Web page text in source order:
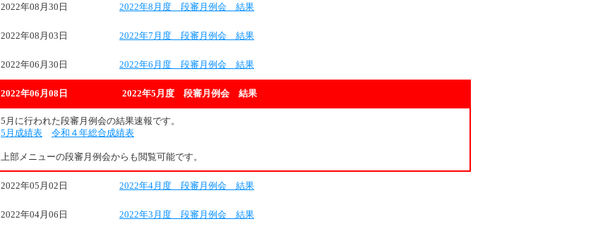
2022年08月30日 2022年8月度 段審月例会 結果
2022年08月03日 2022年7月度 段審月例会 結果
2022年06月30日 2022年6月度 段審月例会 結果
2022年06月08日 2022年5月度 段審月例会 結果
5月に行われた段審月例会の結果速報です。
5月成績表
令和４年総合成績表
上部メニューの段審月例会からも閲覧可能です。
2022年05月02日 2022年4月度 段審月例会 結果
2022年04月06日 2022年3月度 段審月例会 結果